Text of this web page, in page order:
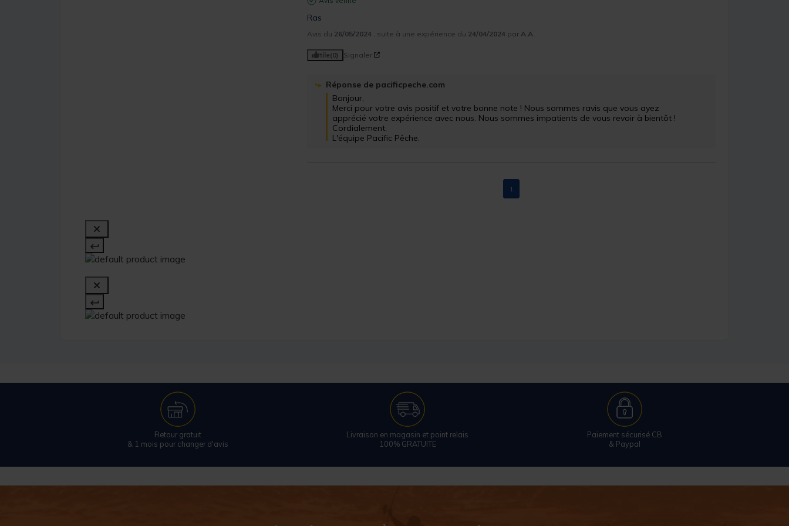
Ras
Avis du 26/05/2024 , suite à une expérience du 24/04/2024 par A.A.
Utile(0) Signaler
Réponse de pacificpeche.com
Bonjour,
Merci pour votre avis positif et votre bonne note ! Nous sommes ravis que vous ayez
apprécié votre expérience avec nous. Nous sommes impatients de vous revoir à bientôt !
Cordialement,
L'équipe Pacific Pêche.
1
Retour gratuit
& 1 mois pour changer d'avis
Livraison en magasin et point relais
100% GRATUITE
Paiement sécurisé CB
& Paypal